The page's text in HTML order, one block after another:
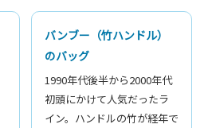
バンブー（竹ハンドル）
のバッグ
1990年代後半から2000年代
初頭にかけて人気だったラ
イン。ハンドルの竹が経年で